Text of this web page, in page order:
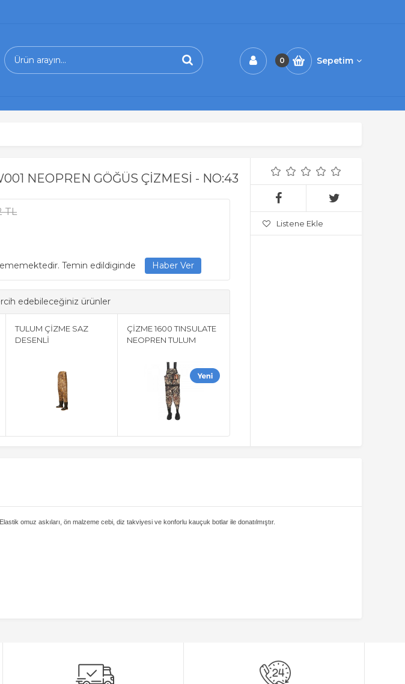
0 Sepetim
NEOPREN GÖĞÜS ÇİZMESİ - NO:43
TL
Temin edildiginde
edebileceğiniz ürünler
TULUM ÇİZME SAZ
DESENLİ
ÇİZME 1600 TINSULATE
NEOPREN TULUM
Listene Ekle
omuz askıları, ön malzeme cebi, diz takviyesi ve konforlu kauçuk botlar ile donatılmıştır.